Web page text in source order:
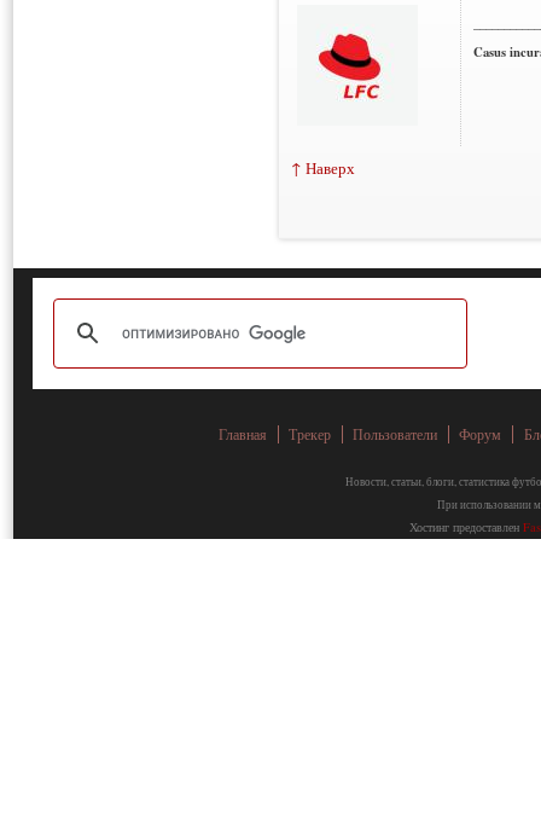
Casus
↑ Наверх
Главная Трекер Пользователи Форум
Новости, статьи, блоги, статистика
При использовании
Хостинг предоставлен